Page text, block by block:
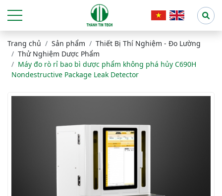
Trang chủ Sản phẩm
Thiết Bị Thí Nghiệm - Đo Lường
Thử Nghiệm Dược Phẩm
Máy đo rò rỉ bao bì dược phẩm không phá hủy C690H
Nondestructive Package Leak Detector